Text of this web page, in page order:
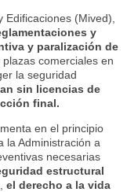
(Mived),
y
y paralización de
comerciales en
la seguridad
sin licencias de
final.
en el principio
la Administración a
necesarias
estructural
el derecho a la vida